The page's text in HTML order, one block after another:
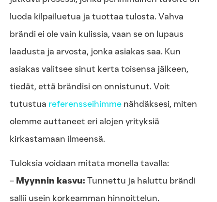
luoda kilpailuetua ja tuottaa tulosta. Vahva
brändi ei ole vain kulissia, vaan se on lupaus
laadusta ja arvosta, jonka asiakas saa. Kun
asiakas valitsee sinut kerta toisensa jälkeen,
tiedät, että brändisi on onnistunut. Voit
tutustua referensseihimme nähdäksesi, miten
olemme auttaneet eri alojen yrityksiä
kirkastamaan ilmeensä.
Tuloksia voidaan mitata monella tavalla:
– Myynnin kasvu: Tunnettu ja haluttu brändi
sallii usein korkeamman hinnoittelun.